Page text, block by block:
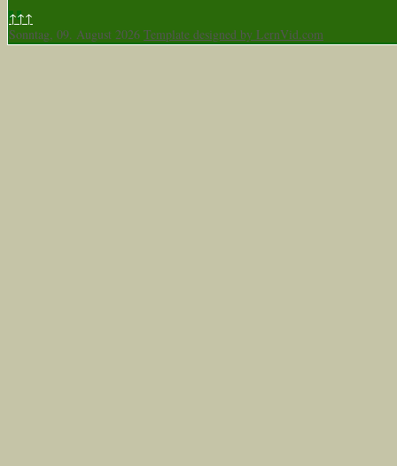
↑↑↑
Sonntag, 09. August 2026 Template designed by LernVid.com